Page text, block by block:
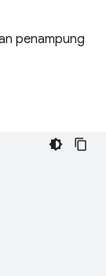
penampung